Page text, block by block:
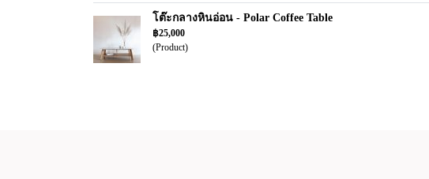
โต๊ะกลางหินอ่อน - Polar Coffee Table
฿25,000
(Product)